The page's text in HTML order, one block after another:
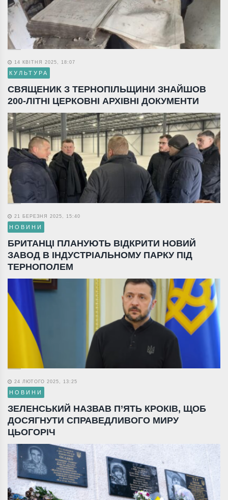
14 КВІТНЯ 2025, 18:07
КУЛЬТУРА
СВЯЩЕНИК З ТЕРНОПІЛЬЩИНИ ЗНАЙШОВ
200-ЛІТНІ ЦЕРКОВНІ АРХІВНІ ДОКУМЕНТИ
21 БЕРЕЗНЯ 2025, 15:40
НОВИНИ
БРИТАНЦІ ПЛАНУЮТЬ ВІДКРИТИ НОВИЙ
ЗАВОД В ІНДУСТРІАЛЬНОМУ ПАРКУ ПІД
ТЕРНОПОЛЕМ
24 ЛЮТОГО 2025, 13:25
НОВИНИ
ЗЕЛЕНСЬКИЙ НАЗВАВ П’ЯТЬ КРОКІВ, ЩОБ
ДОСЯГНУТИ СПРАВЕДЛИВОГО МИРУ
ЦЬОГОРІЧ